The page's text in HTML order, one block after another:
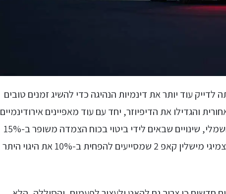
עוד יותר את דינמיות הנהיגה כדי להשיג זמנים טובים
והגדילו את הדיפיוזר, יחד עם עוד מאפיינים אירודינמיים
שבולטים בעיצובו החיצוני של רכב העל החשמלי, שינויים שבאים לידי ביטוי בכוח הצמדה משופר ב-15%
ואירודינמיות משופרת ב-10%. הם התקינו צמיגי מישלין קאפ 2 שמסייעים להפחית ב-10% את היגוי היתר